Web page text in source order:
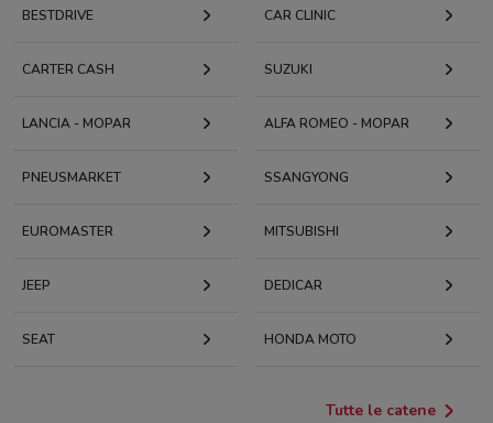
BESTDRIVE CAR CLINIC
CARTER CASH SUZUKI
LANCIA - MOPAR ALFA ROMEO - MOPAR
PNEUSMARKET SSANGYONG
EUROMASTER MITSUBISHI
JEEP DEDICAR
SEAT HONDA MOTO
Tutte le catene